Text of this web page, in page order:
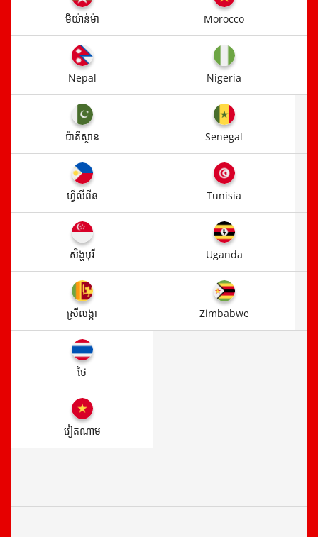
មីយ៉ាន់ម៉ា Morocco
Nepal Nigeria
ប៉ាគីស្ថាន Senegal
ហ្វីលីពីន Tunisia
សិង្ហបុរី Uganda
ស្រី​លង្កា Zimbabwe
ថៃ
វៀតណាម​